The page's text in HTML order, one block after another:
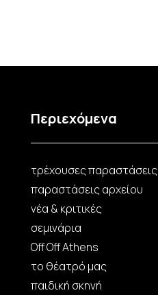
Περιεχόμενα
τρέχουσες παραστάσεις
παραστάσεις αρχείου
νέα & κριτικές
σεμινάρια
Off Off Athens
το θέατρό μας
παιδική σκηνή